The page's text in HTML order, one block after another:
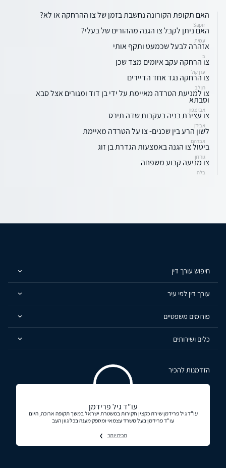
האם תקופת הקורונה נחשבת בזמן של צו ההרחקה או לא?
Sapir
האם ניתן לקבל צו הגנה מההורים של בעלי?
עמית
אזהרה לבעל שכמעט ותקף אותי
ב
צו הרחקה עקב איומים מצד שכן
ערן קול
צו הרחקה נגד אחד הדיירים
חן לב
צו למניעת הטרדה מאיימת על ידי בן דוד ומגורים אצל סבא
וסבתא
אבי צפון
צו עצירת בניה בעקבות שדה תירס
אבידן
לשון הרע בין שכנים- צו על הטרדה מאיימת
אברהם
ביטול צו הגנה באמצעות הגדרת בן זוג
גורדון
צו מניעה קבוע משפחה
בלה
חיפוש עורך דין
עורך דין לפי עיר
פורומים משפטיים
כלים ושירותים
הזדמנות להכיר
עו"ד גיל פרידמן
עו"ד גיל פרידמן שירת כקצין חקירות במשטרת ישראל במשך תקופה ארוכה, היום
עו"ד פרידמן בעל משרד עצמאי ומספק מענה בכל גוון העב
תכירו יותר